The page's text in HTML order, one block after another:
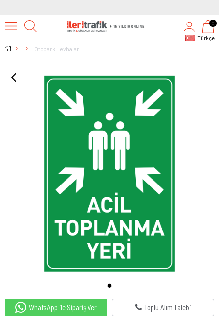
Türkçe
0
Otopark Levhaları
WhatsApp ile Sipariş Ver Toplu Alım Talebi